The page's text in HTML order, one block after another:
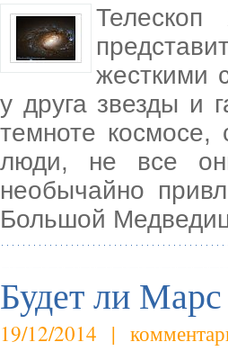
жесткими
у друга звезды и
темноте космосе,
люди, не все
необычайно
Большой
Будет ли Марс
19/12/2014 |